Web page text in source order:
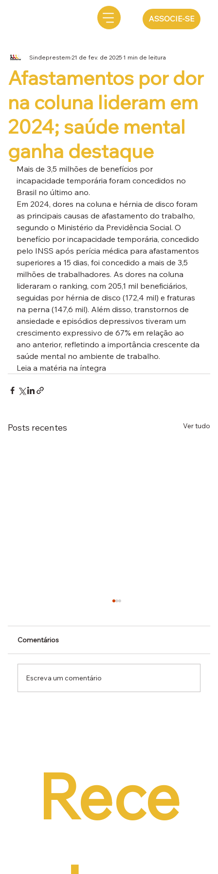
ASSOCIE-SE
Afastamentos por dor
na coluna lideram em
2024; saúde mental
ganha destaque
Sindeprestem21 de fev. de 20251 min de leitura
Mais de 3,5 milhões de benefícios por
incapacidade temporária foram concedidos no
Brasil no último ano.
Em 2024, dores na coluna e hérnia de disco foram
as principais causas de afastamento do trabalho,
segundo o Ministério da Previdência Social. O
benefício por incapacidade temporária, concedido
pelo INSS após perícia médica para afastamentos
superiores a 15 dias, foi concedido a mais de 3,5
milhões de trabalhadores. As dores na coluna
lideraram o ranking, com 205,1 mil beneficiários,
seguidas por hérnia de disco (172,4 mil) e fraturas
na perna (147,6 mil). Além disso, transtornos de
ansiedade e episódios depressivos tiveram um
crescimento expressivo de 67% em relação ao
ano anterior, refletindo a importância crescente da
saúde mental no ambiente de trabalho.
Leia a matéria na íntegra
Posts recentes Ver tudo
Comentários
Escreva um comentário
Rece